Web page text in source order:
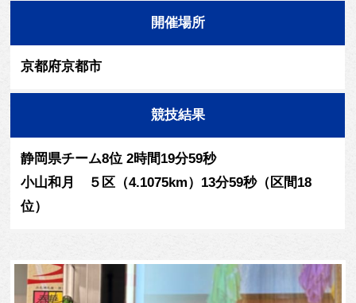
開催場所
京都府京都市
競技結果
静岡県チーム8位 2時間19分59秒
小山和月 ５区（4.1075km）13分59秒（区間18
位）